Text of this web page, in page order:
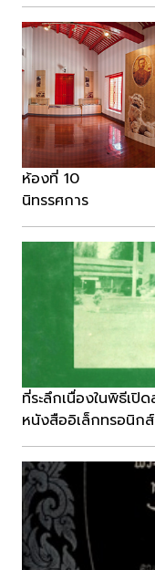
ห้องที่ 10
นิทรรศการ
ที่ระลึกเนื่องในพิธีเปิ
หนังสืออิเล็กทรอนิกส์